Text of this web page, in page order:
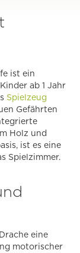
ist ein
ab 1 Jahr
Spielzeug
Gefährten
Holz und
ist es eine
Spielzimmer.
eine
motorischer